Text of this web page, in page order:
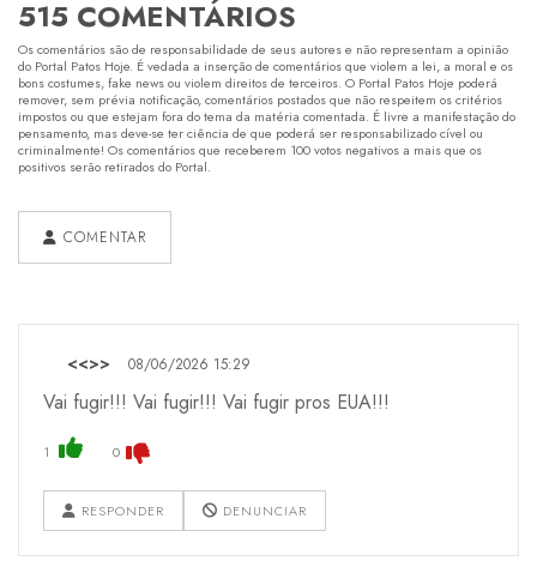
515 COMENTÁRIOS
Os comentários são de responsabilidade de seus autores e não representam a opinião
do Portal Patos Hoje. É vedada a inserção de comentários que violem a lei, a moral e os
bons costumes, fake news ou violem direitos de terceiros. O Portal Patos Hoje poderá
remover, sem prévia notificação, comentários postados que não respeitem os critérios
impostos ou que estejam fora do tema da matéria comentada. É livre a manifestação do
pensamento, mas deve-se ter ciência de que poderá ser responsabilizado cível ou
criminalmente! Os comentários que receberem 100 votos negativos a mais que os
positivos serão retirados do Portal.
COMENTAR
<<>> 08/06/2026 15:29
Vai fugir!!! Vai fugir!!! Vai fugir pros EUA!!!
1 0
RESPONDER DENUNCIAR